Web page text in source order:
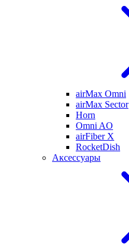
airMax Omni
airMax Sector
Horn
Omni AO
airFiber X
RocketDish
Аксессуары